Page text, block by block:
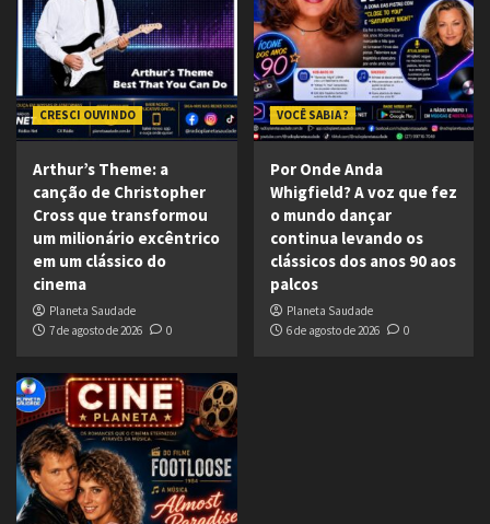
CRESCI OUVINDO
Arthur’s Theme: a
canção de Christopher
Cross que transformou
um milionário excêntrico
em um clássico do
cinema
Planeta Saudade
7 de agosto de 2026
0
VOCÊ SABIA ?
Por Onde Anda
Whigfield? A voz que fez
o mundo dançar
continua levando os
clássicos dos anos 90 aos
palcos
Planeta Saudade
6 de agosto de 2026
0